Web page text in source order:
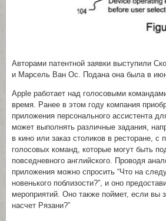
Авторами патентной заявки выступили
и Марсель Ван Ос. Подана она была в
Apple работает над голосовыми
время. Ранее в этом году компания
приложения персонального ассистента
может выполнять различные задания,
в кино или заказ столиков в ресторане,
голосовых команд, которые могут быть
повседневного английского. Проводя
приложения можно спросить “Что на
новенького поблизости?”, и оно
мероприятий. Оно также поймет, если вы
насчет Рязани?”